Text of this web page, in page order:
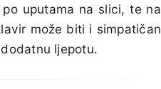
uputama na slici, te na
može biti i simpatičan
ljepotu.